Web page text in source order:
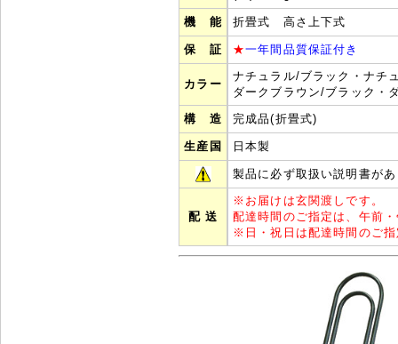
機 能 折畳式 高さ上下式
保 証 ★一年間品質保証付き
カラー
ナチュラル/ブラック・ナチ
ダークブラウン/ブラック・
構 造
完成品(折畳式)
生産国 日本製
製品に必ず取扱い説明書が
配 送
※ お届けは玄関渡しです。
配達時間のご指定は、午前
※ 日・祝日は配達時間のご